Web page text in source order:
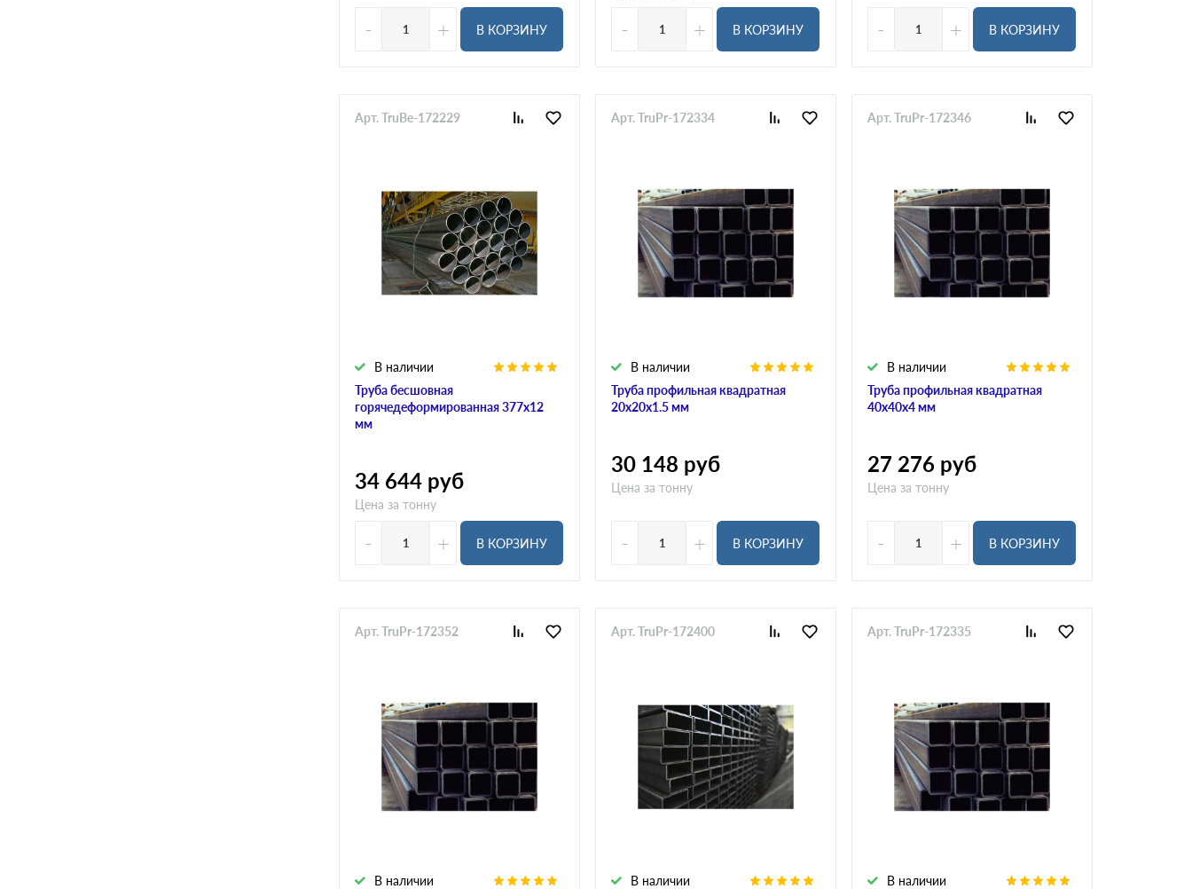
- + В КОРЗИНУ - + В КОРЗИНУ - + В КОРЗИНУ
Труба бесшовная
горячедеформированная 377х12
мм
В наличии
Арт. TruBe-172229
34 644 руб
Цена за тонну
- + В КОРЗИНУ
Труба профильная квадратная
20х20х1.5 мм
В наличии
Арт. TruPr-172334
30 148 руб
Цена за тонну
- + В КОРЗИНУ
Труба профильная квадратная
40х40х4 мм
В наличии
Арт. TruPr-172346
27 276 руб
Цена за тонну
- + В КОРЗИНУ
В наличии
Арт. TruPr-172352
В наличии
Арт. TruPr-172400
В наличии
Арт. TruPr-172335